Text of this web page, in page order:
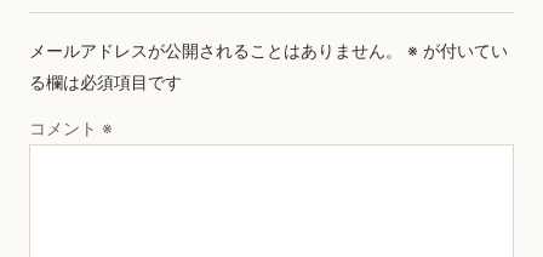
メールアドレスが公開されることはありません。 ※ が付いてい
る欄は必須項目です
コメント ※